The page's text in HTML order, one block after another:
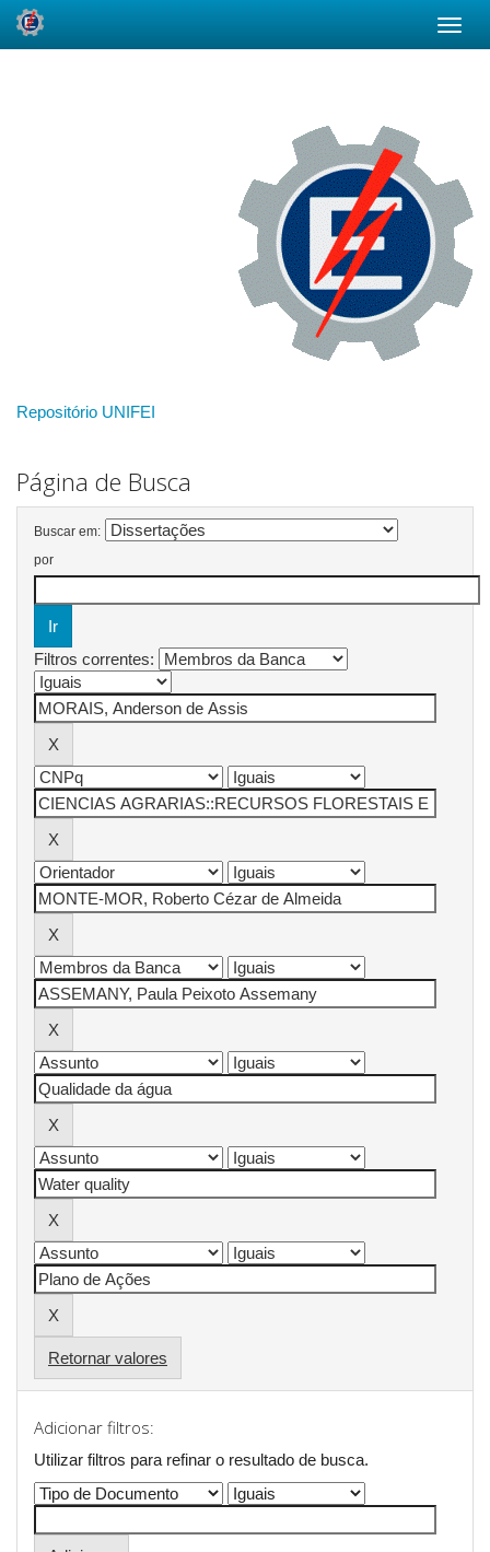
Repositório UNIFEI
Página de Busca
Buscar em:
por
Filtros correntes:
Retornar valores
Adicionar filtros:
Utilizar filtros para refinar o resultado de busca.